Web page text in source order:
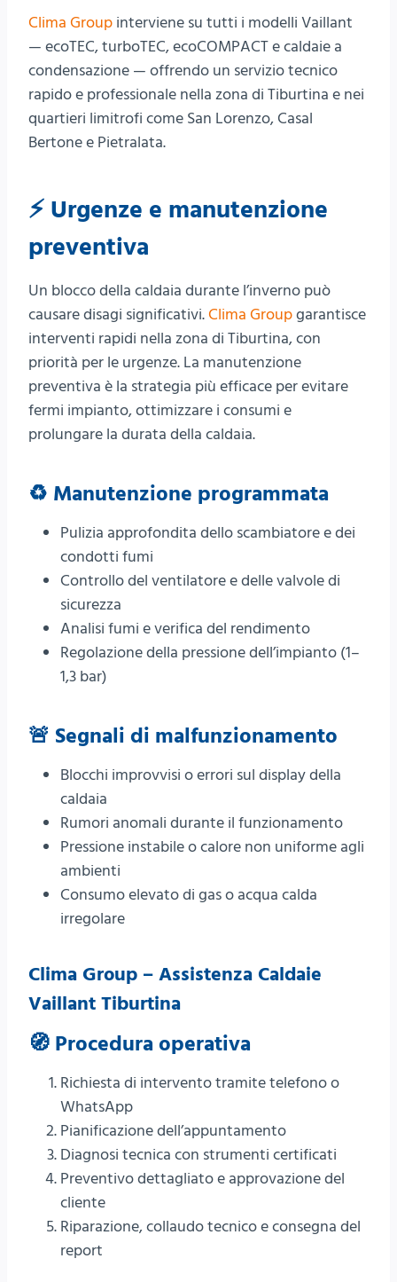
Clima Group interviene su tutti i modelli Vaillant
— ecoTEC, turboTEC, ecoCOMPACT e caldaie a
condensazione — offrendo un servizio tecnico
rapido e professionale nella zona di Tiburtina e nei
quartieri limitrofi come San Lorenzo, Casal
Bertone e Pietralata.
⚡ Urgenze e manutenzione
preventiva
Un blocco della caldaia durante l’inverno può
causare disagi significativi.Clima Groupgarantisce
interventi rapidi nella zona di Tiburtina, con
priorità per le urgenze. La manutenzione
preventiva è la strategia più efficace per evitare
fermi impianto, ottimizzare i consumi e
prolungare la durata della caldaia.
♻️ Manutenzione programmata
Pulizia approfondita dello scambiatore e dei
condotti fumi
Controllo del ventilatore e delle valvole di
sicurezza
Analisi fumi e verifica del rendimento
Regolazione della pressione dell’impianto (1–
1,3 bar)
🚨 Segnali di malfunzionamento
Blocchi improvvisi o errori sul display della
caldaia
Rumori anomali durante il funzionamento
Pressione instabile o calore non uniforme agli
ambienti
Consumo elevato di gas o acqua calda
irregolare
Clima Group – Assistenza Caldaie
Vaillant Tiburtina
🧭 Procedura operativa
Richiesta di intervento tramite telefono o
WhatsApp
Pianificazione dell’appuntamento
Diagnosi tecnica con strumenti certificati
Preventivo dettagliato e approvazione del
cliente
Riparazione, collaudo tecnico e consegna del
report